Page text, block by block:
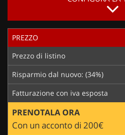
PREZZO
Prezzo di listino
Risparmio dal nuovo: (34%)
Fatturazione con iva esposta
PRENOTALA ORA
Con un acconto di 200€